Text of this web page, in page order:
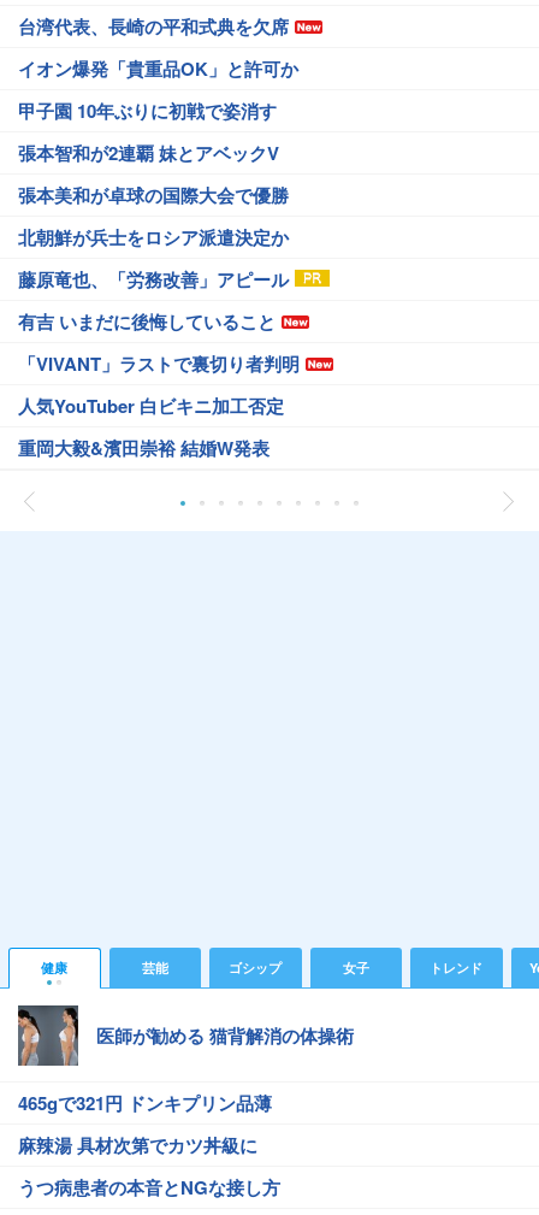
台湾代表、長崎の平和式典を欠席
イオン爆発「貴重品OK」と許可か
甲子園 10年ぶりに初戦で姿消す
張本智和が2連覇 妹とアベックV
張本美和が卓球の国際大会で優勝
北朝鮮が兵士をロシア派遣決定か
藤原竜也、「労務改善」アピール
有吉 いまだに後悔していること
「VIVANT」ラストで裏切り者判明
人気YouTuber 白ビキニ加工否定
重岡大毅&濱田崇裕 結婚W発表
健康 芸能 ゴシップ 女子 トレンド
医師が勧める 猫背解消の体操術
465gで321円 ドンキプリン品薄
麻辣湯 具材次第でカツ丼級に
うつ病患者の本音とNGな接し方